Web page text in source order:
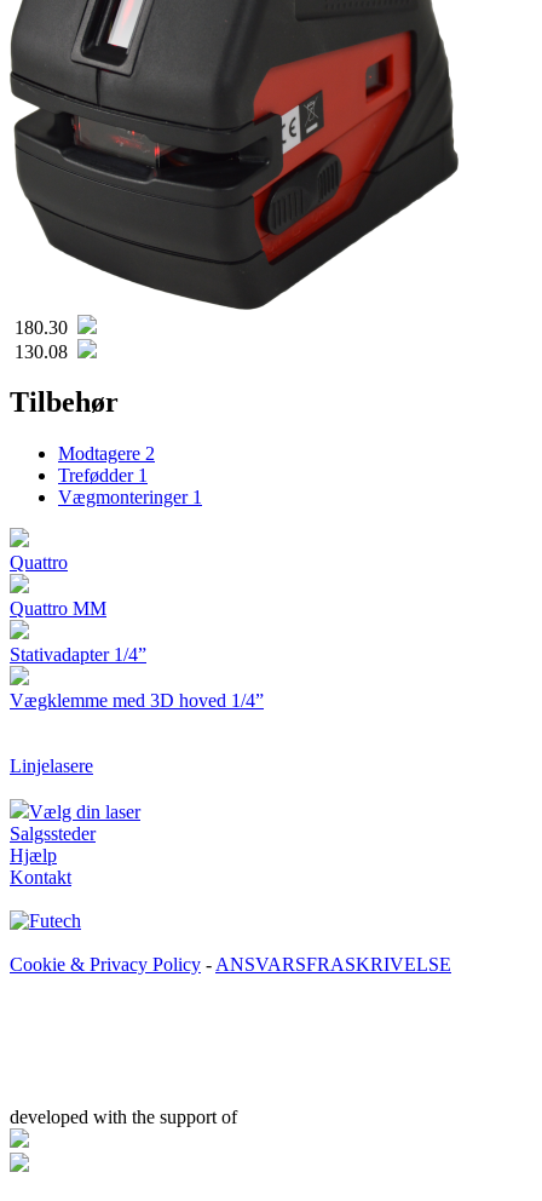
180.30
130.08
Tilbehør
Modtagere 2
Trefødder 1
Vægmonteringer 1
Quattro
Quattro MM
Stativadapter 1/4”
Vægklemme med 3D hoved 1/4”
Linjelasere
Vælg din laser
Salgssteder
Hjælp
Kontakt
Cookie & Privacy Policy - ANSVARSFRASKRIVELSE
developed with the support of